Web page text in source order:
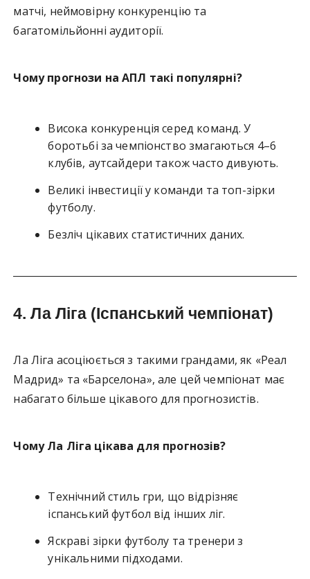
матчі, неймовірну конкуренцію та
багатомільйонні аудиторії.
Чому прогнози на АПЛ такі популярні?
Висока конкуренція серед команд. У
боротьбі за чемпіонство змагаються 4–6
клубів, аутсайдери також часто дивують.
Великі інвестиції у команди та топ-зірки
футболу.
Безліч цікавих статистичних даних.
4.Ла Ліга (Іспанський чемпіонат)
Ла Ліга асоціюється з такими грандами, як «Реал
Мадрид» та «Барселона», але цей чемпіонат має
набагато більше цікавого для прогнозистів.
Чому Ла Ліга цікава для прогнозів?
Технічний стиль гри, що відрізняє
іспанський футбол від інших ліг.
Яскраві зірки футболу та тренери з
унікальними підходами.